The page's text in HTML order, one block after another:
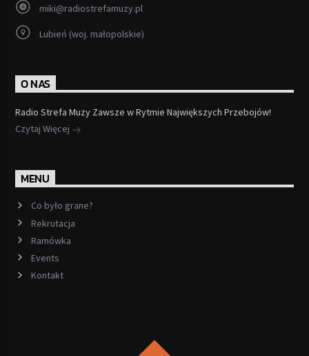
miki@radiostrefamuzy.pl
Lubień (woj. małopolskie)
O NAS
Radio Strefa Muzy Zawsze w Rytmie Największych Przebojów!
Czytaj Więcej
MENU
Co było grane?
Rekrutacja
Ramówka
Events
Kontakt